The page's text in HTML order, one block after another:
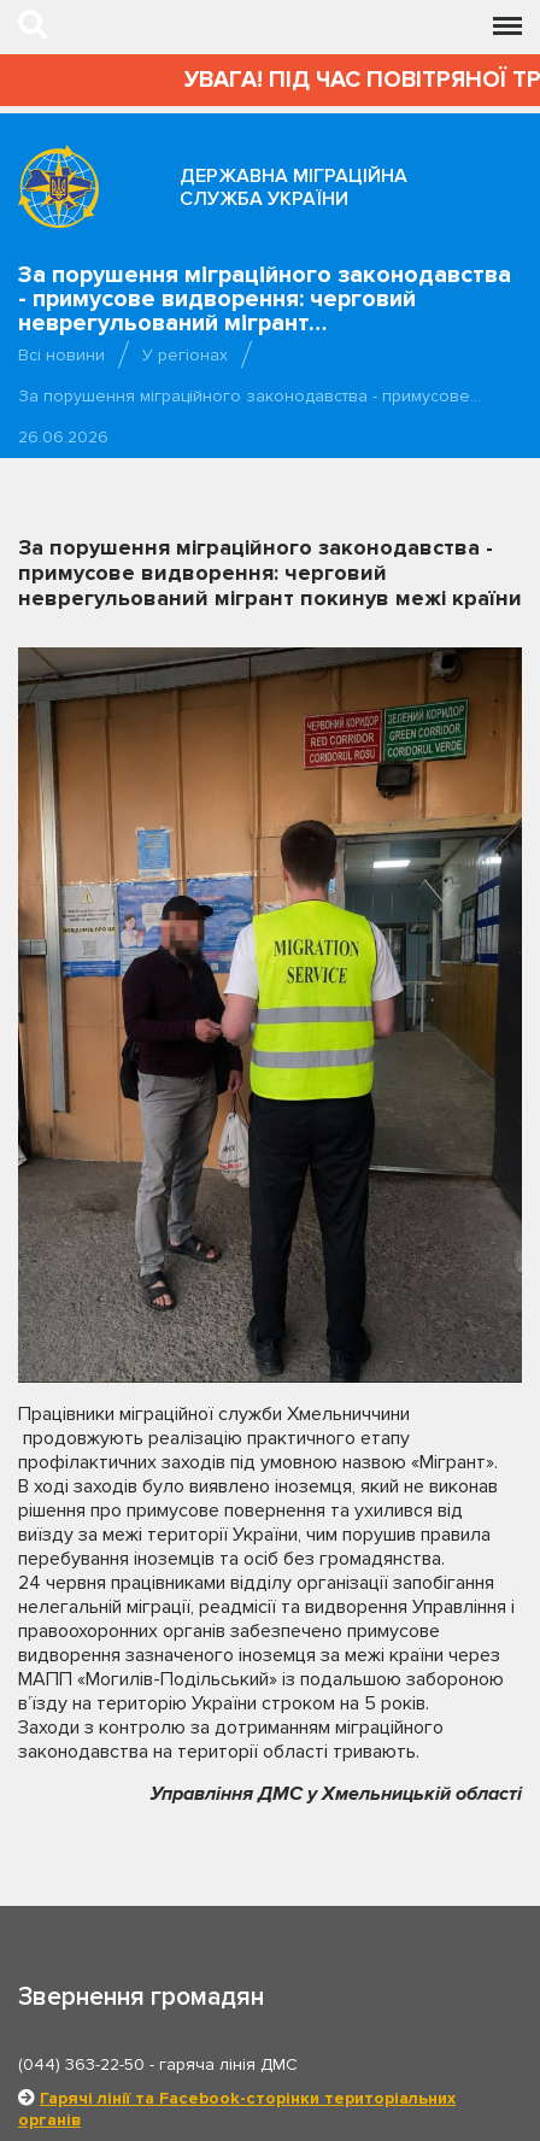
УВАГА! ПІД ЧАС ПОВІТРЯНОЇ
ДЕРЖАВНА МІГРАЦІЙНА
СЛУЖБА УКРАЇНИ
За порушення міграційного законодавства
- примусове видворення: черговий
неврегульований мігрант…
Всі новини
У регіонах
За порушення міграційного законодавства - примусове…
26.06.2026
За порушення міграційного законодавства -
примусове видворення: черговий
неврегульований мігрант покинув межі країни
Працівники міграційної служби Хмельниччини
продовжують реалізацію практичного етапу
профілактичних заходів під умовною назвою «Мігрант».
В ході заходів було виявлено іноземця, який не виконав
рішення про примусове повернення та ухилився від
виїзду за межі території України, чим порушив правила
перебування іноземців та осіб без громадянства.
24 червня працівниками відділу організації запобігання
нелегальній міграції, реадмісії та видворення Управління і
правоохоронних органів забезпечено примусове
видворення зазначеного іноземця за межі країни через
МАПП «Могилів-Подільський» із подальшою забороною
в’їзду на територію України строком на 5 років.
Заходи з контролю за дотриманням міграційного
законодавства на території області тривають.
Управління ДМС у Хмельницькій області
Звернення громадян
(044) 363-22-50 - гаряча лінія ДМС
Гарячі лінії та Facebook-сторінки територіальних
органів